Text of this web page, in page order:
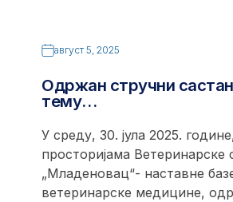
август 5, 2025
Одржан стручни
тему…
У среду, 30. јула 2025.
просторијама Ветеринарске
„Младеновац“- наставне
ветеринарске медицине,